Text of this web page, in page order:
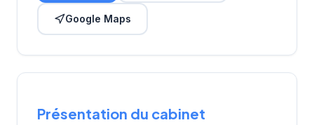
Google Maps
Présentation du cabinet